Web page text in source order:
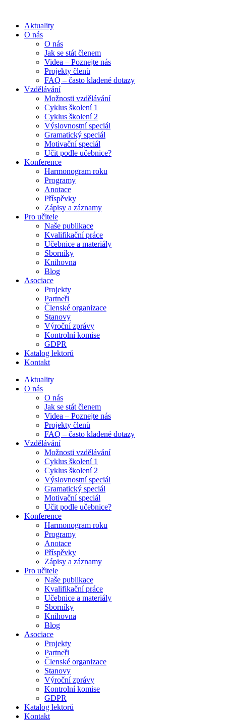
Aktuality
O nás
O nás
Jak se stát členem
Videa – Poznejte nás
Projekty členů
FAQ – často kladené dotazy
Vzdělávání
Možnosti vzdělávání
Cyklus školení 1
Cyklus školení 2
Výslovnostní speciál
Gramatický speciál
Motivační speciál
Učit podle učebnice?
Konference
Harmonogram roku
Programy
Anotace
Příspěvky
Zápisy a záznamy
Pro učitele
Naše publikace
Kvalifikační práce
Učebnice a materiály
Sborníky
Knihovna
Blog
Asociace
Projekty
Partneři
Členské organizace
Stanovy
Výroční zprávy
Kontrolní komise
GDPR
Katalog lektorů
Kontakt
Aktuality
O nás
O nás
Jak se stát členem
Videa – Poznejte nás
Projekty členů
FAQ – často kladené dotazy
Vzdělávání
Možnosti vzdělávání
Cyklus školení 1
Cyklus školení 2
Výslovnostní speciál
Gramatický speciál
Motivační speciál
Učit podle učebnice?
Konference
Harmonogram roku
Programy
Anotace
Příspěvky
Zápisy a záznamy
Pro učitele
Naše publikace
Kvalifikační práce
Učebnice a materiály
Sborníky
Knihovna
Blog
Asociace
Projekty
Partneři
Členské organizace
Stanovy
Výroční zprávy
Kontrolní komise
GDPR
Katalog lektorů
Kontakt